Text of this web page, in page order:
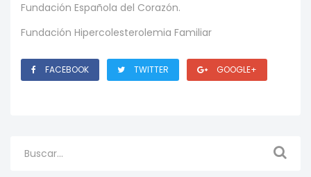
Fundación Española del Corazón.
Fundación Hipercolesterolemia Familiar
FACEBOOK TWITTER GOOGLE+